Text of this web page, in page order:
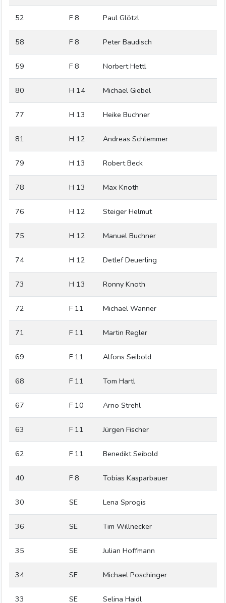
52 F 8 Paul Glötzl
58 F 8 Peter Baudisch
59 F 8 Norbert Hettl
80 H 14 Michael Giebel
77 H 13 Heike Buchner
81 H 12 Andreas Schlemmer
79 H 13 Robert Beck
78 H 13 Max Knoth
76 H 12 Steiger Helmut
75 H 12 Manuel Buchner
74 H 12 Detlef Deuerling
73 H 13 Ronny Knoth
72 F 11 Michael Wanner
71 F 11 Martin Regler
69 F 11 Alfons Seibold
68 F 11 Tom Hartl
67 F 10 Arno Strehl
63 F 11 Jürgen Fischer
62 F 11 Benedikt Seibold
40 F 8 Tobias Kasparbauer
30 SE Lena Sprogis
36 SE Tim Willnecker
35 SE Julian Hoffmann
34 SE Michael Poschinger
33 SE Selina Haidl